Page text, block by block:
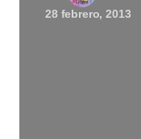
28 febrero, 2013